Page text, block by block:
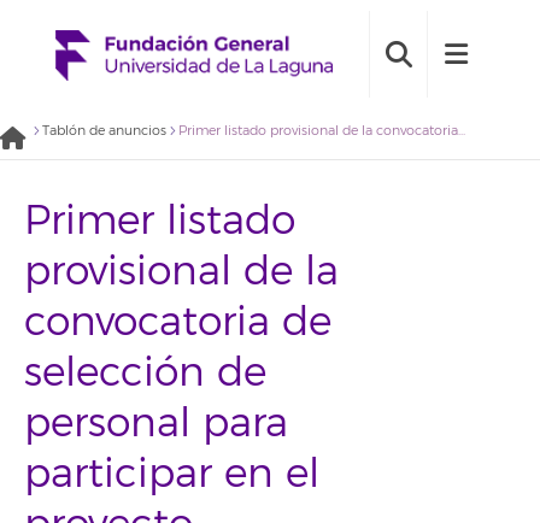
Tablón de anuncios Primer listado provisional de la convocatoria de selección de personal para participar en el proyecto “Intervención comunitaria intercultural ICI-TACO” (2020BDE005)
Primer listado
provisional de la
convocatoria de
selección de
personal para
participar en el